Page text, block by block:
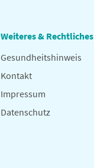
Weiteres & Rechtliches
Gesundheitshinweis
Kontakt
Impressum
Datenschutz